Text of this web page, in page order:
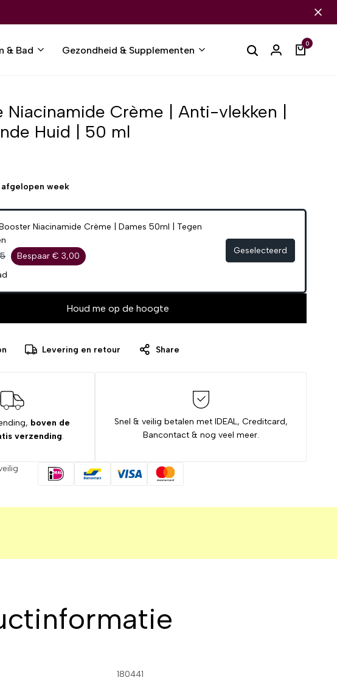
& Bad Gezondheid & Supplementen
0
Niacinamide Crème | Anti-vlekken |
Huid | 50 ml
week
Niacinamide Crème | Dames 50ml | Tegen
Bespaar € 3,00
Geselecteerd
Houd me op de hoogte
Levering en retour Share
boven de
verzending.
Snel & veilig betalen met IDEAL, Creditcard,
Bancontact & nog veel meer.
180441